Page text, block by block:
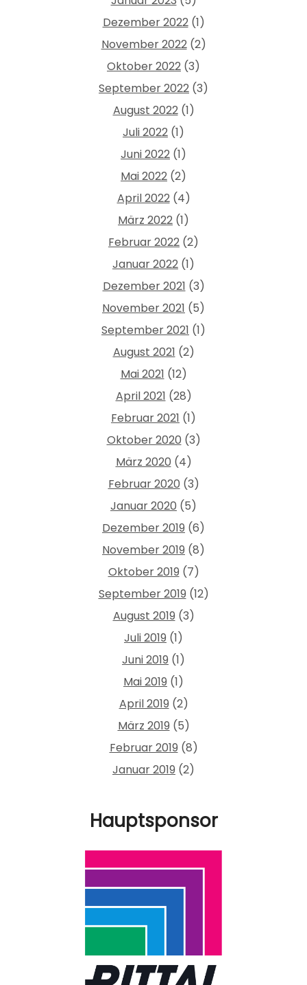
Dezember 2022(1)
November 2022(2)
Oktober 2022 (3)
September 2022 (3)
August 2022(1)
Juli 2022 (1)
Juni 2022 (1)
Mai 2022 (2)
April 2022(4)
März 2022 (1)
Februar 2022 (2)
Januar 2022 (1)
Dezember 2021 (3)
November 2021 (5)
September 2021 (1)
August 2021 (2)
Mai 2021 (12)
April 2021 (28)
Februar 2021 (1)
Oktober 2020 (3)
März 2020 (4)
Februar 2020 (3)
Januar 2020 (5)
Dezember 2019 (6)
November 2019 (8)
Oktober 2019 (7)
September 2019 (12)
August 2019 (3)
Juli 2019 (1)
Juni 2019 (1)
Mai 2019 (1)
April 2019 (2)
März 2019 (5)
Februar 2019 (8)
Januar 2019 (2)
Hauptsponsor